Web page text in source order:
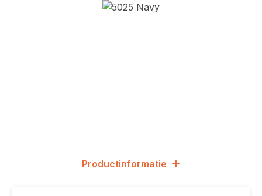
Afbeeldingengalerij overslaan
Productinformatie